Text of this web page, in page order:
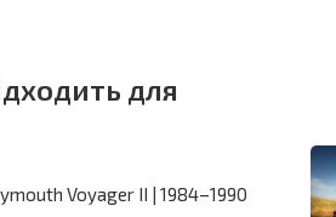
для
Voyager II | 1984–1990